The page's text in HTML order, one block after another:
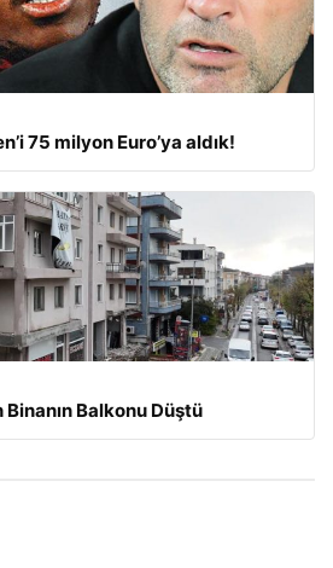
75 milyon Euro’ya aldık!
Binanın Balkonu Düştü